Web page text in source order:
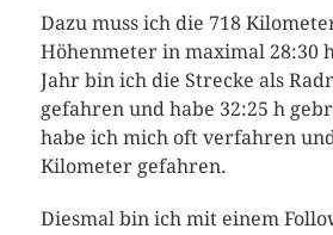
Dazu muss ich die 718
Höhenmeter in maximal 28:30
Jahr bin ich die Strecke als
gefahren und habe 32:25 h
habe ich mich oft verfahren
Kilometer gefahren.
Diesmal bin ich mit einem